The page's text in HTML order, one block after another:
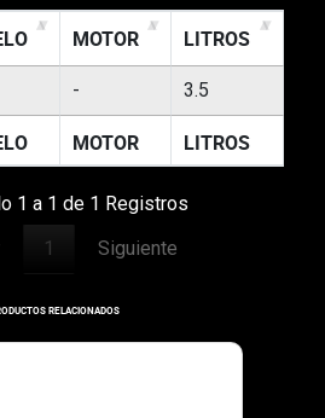
MOTOR LITROS
- 3.5
MOTOR LITROS
1 a 1 de 1 Registros
1 Siguiente
RELACIONADOS